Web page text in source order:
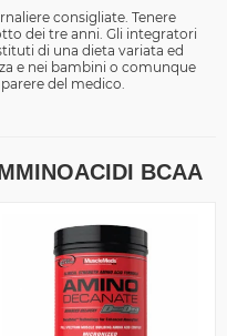
consigliate. Tenere
dei tre anni. Gli integratori
di una dieta variata ed
e nei bambini o comunque
del medico.
BCAA